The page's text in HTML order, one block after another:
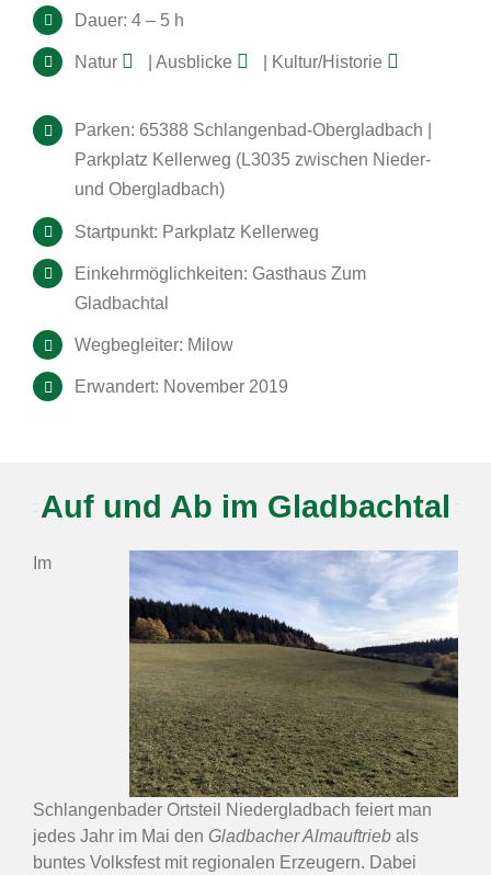
Dauer: 4 – 5 h
Natur | Ausblicke | Kultur/Historie
Parken: 65388 Schlangenbad-Obergladbach |
Parkplatz Kellerweg (L3035 zwischen Nieder-
und Obergladbach)
Startpunkt: Parkplatz Kellerweg
Einkehrmöglichkeiten: Gasthaus Zum
Gladbachtal
Wegbegleiter: Milow
Erwandert: November 2019
Auf und Ab im Gladbachtal
Im
Schlangenbader Ortsteil Niedergladbach feiert man
jedes Jahr im Mai den Gladbacher Almauftrieb als
buntes Volksfest mit regionalen Erzeugern. Dabei